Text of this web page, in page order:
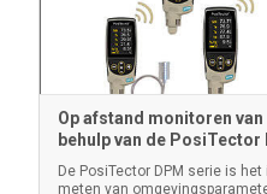
van gewicht. Hij drukt via
statistische overzichten af
Meer
Op afstand monitoren
behulp van de
De PosiTector DPM serie is
meten van